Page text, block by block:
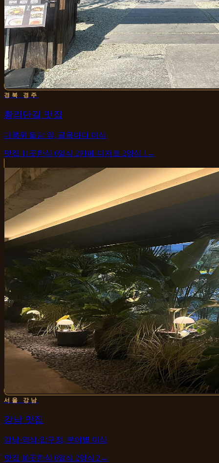
경북 경주
황리단길 맛집
대릉원 돌담 옆, 골목마다 미식
맛집 11 곳한식 6일식 2카페·디저트 2양식 1 →
서울 강남
강남 맛집
강남·역삼·압구정, 분야별 미식
맛집 10곳한식 6일식 2양식 2 →